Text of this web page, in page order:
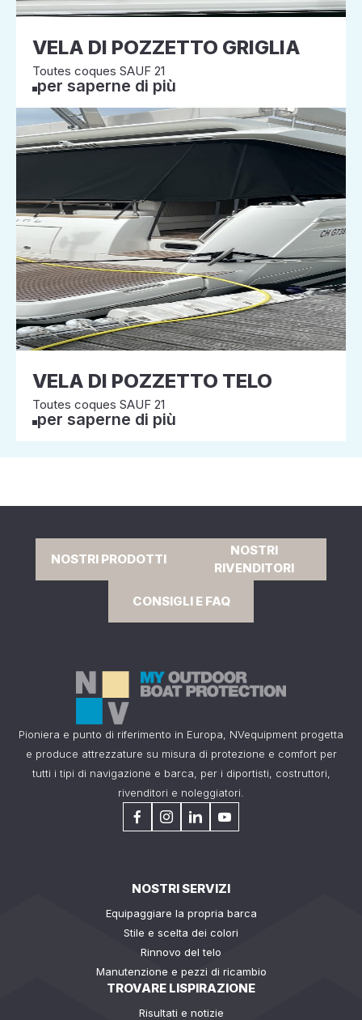
VELA DI POZZETTO GRIGLIA
Toutes coques SAUF 21
per saperne di più
VELA DI POZZETTO TELO
Toutes coques SAUF 21
per saperne di più
NOSTRI PRODOTTI
NOSTRI
RIVENDITORI
CONSIGLI E FAQ
Pioniera e punto di riferimento in Europa, NVequipment progetta
e produce attrezzature su misura di protezione e comfort per
tutti i tipi di navigazione e barca, per i diportisti, costruttori,
rivenditori e noleggiatori.
NOSTRI SERVIZI
Equipaggiare la propria barca
Stile e scelta dei colori
Rinnovo del telo
Manutenzione e pezzi di ricambio
TROVARE LISPIRAZIONE
Risultati e notizie